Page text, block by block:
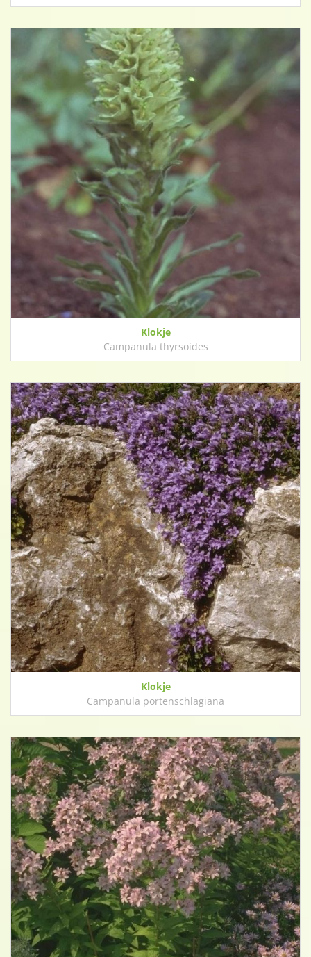
Klokje
Campanula thyrsoides
Klokje
Campanula portenschlagiana